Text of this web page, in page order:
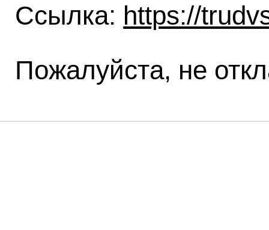
Ссылка: https://
Пожалуйста, не